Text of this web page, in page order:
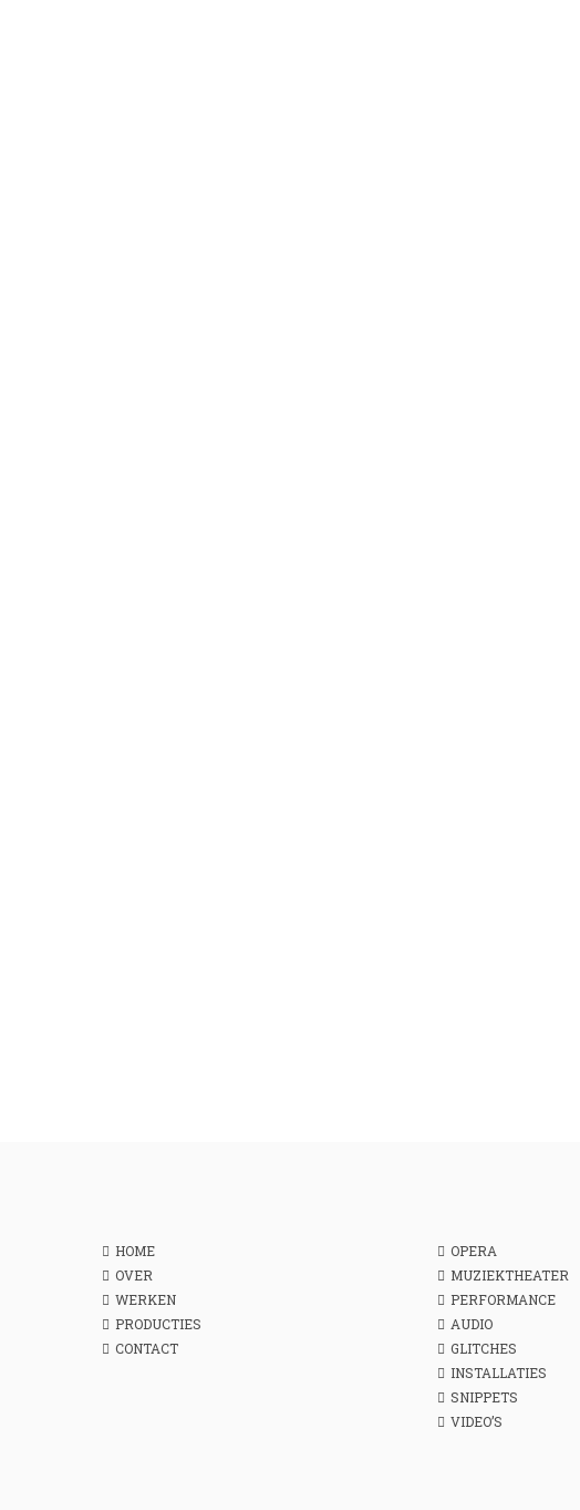
HOME
OVER
WERKEN
PRODUCTIES
CONTACT
OPERA
MUZIEKTHEATER
PERFORMANCE
AUDIO
GLITCHES
INSTALLATIES
SNIPPETS
VIDEO’S